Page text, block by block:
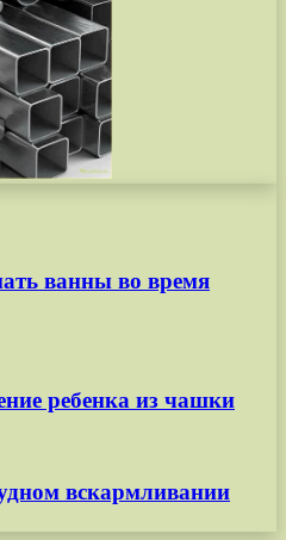
ванны во время
ребенка из чашки
вскармливании